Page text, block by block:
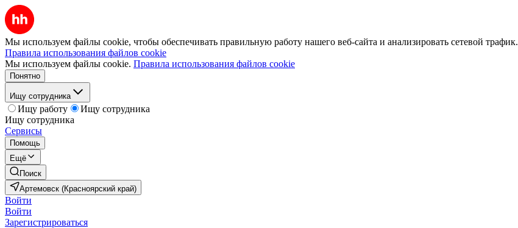
Мы используем файлы cookie, чтобы обеспечивать правильную работу нашего веб-сайта и анализировать сетевой трафик.
Правила использования файлов cookie
Мы используем файлы cookie. Правила использования файлов cookie
Понятно
Ищу сотрудника
Ищу работу
Ищу сотрудника
Ищу сотрудника
Сервисы
Помощь
Ещё
Поиск
Артемовск (Красноярский край)
Войти
Войти
Зарегистрироваться